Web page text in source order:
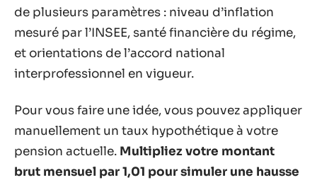
de plusieurs paramètres : niveau d’inflation
mesuré par l’INSEE, santé financière du régime,
et orientations de l’accord national
interprofessionnel en vigueur.
Pour vous faire une idée, vous pouvez appliquer
manuellement un taux hypothétique à votre
pension actuelle. Multipliez votre montant
brut mensuel par 1,01 pour simuler une hausse